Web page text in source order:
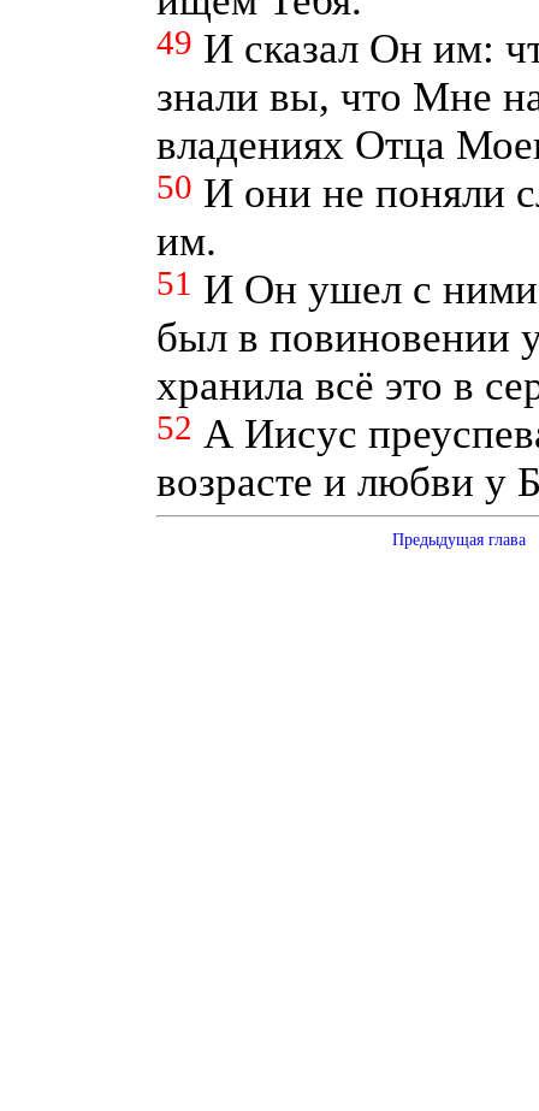
49 И сказал Он им:
знали вы, что Мне
владениях Отца
50 И они не поняли
им.
51 И Он ушел с ними
был в повиновении
хранила всё это в
52 А Иисус
возрасте и любви у
Предыдущая глава